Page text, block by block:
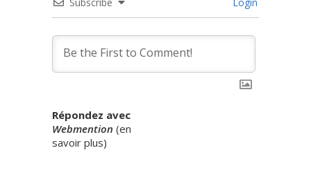
Répondez avec
Webmention (en
savoir plus)